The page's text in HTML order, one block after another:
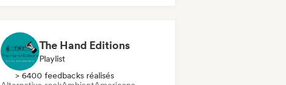
The Hand Editions
Playlist
> 6400 feedbacks réalisés